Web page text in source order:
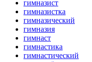
гимназист
гимназистка
гимназический
гимназия
гимнаст
гимнастика
гимнастический